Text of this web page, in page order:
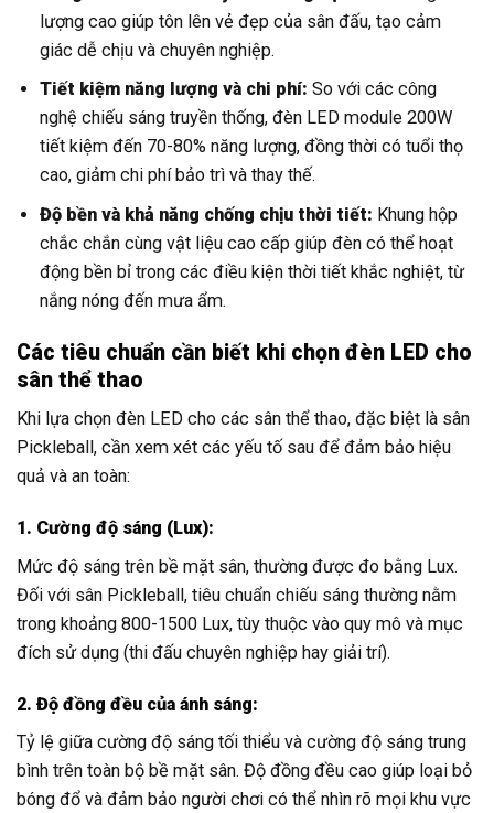
lượng cao giúp tôn lên vẻ đẹp của sân đấu, tạo cảm
giác dễ chịu và chuyên nghiệp.
Tiết kiệm năng lượng và chi phí: So với các công
nghệ chiếu sáng truyền thống, đèn LED module 200W
tiết kiệm đến 70-80% năng lượng, đồng thời có tuổi thọ
cao, giảm chi phí bảo trì và thay thế.
Độ bền và khả năng chống chịu thời tiết: Khung hộp
chắc chắn cùng vật liệu cao cấp giúp đèn có thể hoạt
động bền bỉ trong các điều kiện thời tiết khắc nghiệt, từ
nắng nóng đến mưa ẩm.
Các tiêu chuẩn cần biết khi chọn đèn LED cho
sân thể thao
Khi lựa chọn đèn LED cho các sân thể thao, đặc biệt là sân
Pickleball, cần xem xét các yếu tố sau để đảm bảo hiệu
quả và an toàn:
1. Cường độ sáng (Lux):
Mức độ sáng trên bề mặt sân, thường được đo bằng Lux.
Đối với sân Pickleball, tiêu chuẩn chiếu sáng thường nằm
trong khoảng 800-1500 Lux, tùy thuộc vào quy mô và mục
đích sử dụng (thi đấu chuyên nghiệp hay giải trí).
2. Độ đồng đều của ánh sáng:
Tỷ lệ giữa cường độ sáng tối thiểu và cường độ sáng trung
bình trên toàn bộ bề mặt sân. Độ đồng đều cao giúp loại bỏ
bóng đổ và đảm bảo người chơi có thể nhìn rõ mọi khu vực